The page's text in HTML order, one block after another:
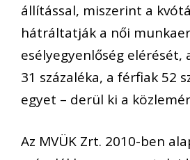
állítással, miszerint a
hátráltatják a női
esélyegyenlőség elérését,
31 százaléka, a férfiak 52
egyet – derül ki a
Az MVÜK Zrt. 2010-ben